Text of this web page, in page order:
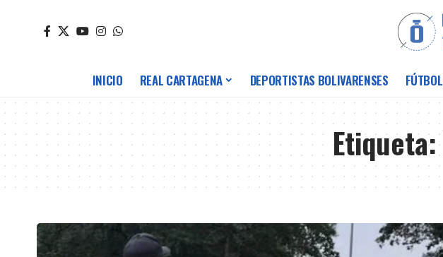
INICIO REAL CARTAGENA DEPORTISTAS BOLIVARENSES FÚTBOL
Etiqueta: